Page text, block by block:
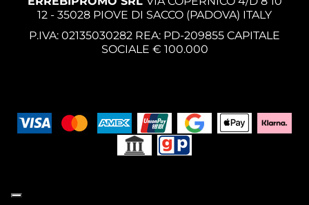
12 - 35028 PIOVE DI SACCO (PADOVA) ITALY
P.IVA: 02135030282 REA: PD-209855 CAPITALE
SOCIALE € 100.000